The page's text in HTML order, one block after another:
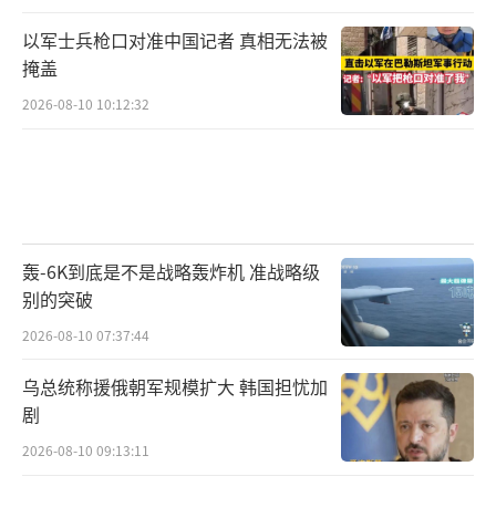
行的会谈是迄今为止双方举行过的最富有成
效、最有意义的会晤。美乌在会谈中取得了巨
大的进展，并讨论出一份基础性文件。
和调整，力求在若干分歧上进一步缩小差距，
使方案更接近双方都能接受的方向。
鲁比奥说，要达成方案，当然还需要俄罗
斯方面同意，“不过，在过去9个月，美方已对
俄方真正关切的一些事有了相当实质性的了
解”。
以军士兵枪口对准中国记者 真相无法被
掩盖
2026-08-10 10:12:32
轰-6K到底是不是战略轰炸机 准战略级
别的突破
2026-08-10 07:37:44
乌总统称援俄朝军规模扩大 韩国担忧加
剧
2026-08-10 09:13:11